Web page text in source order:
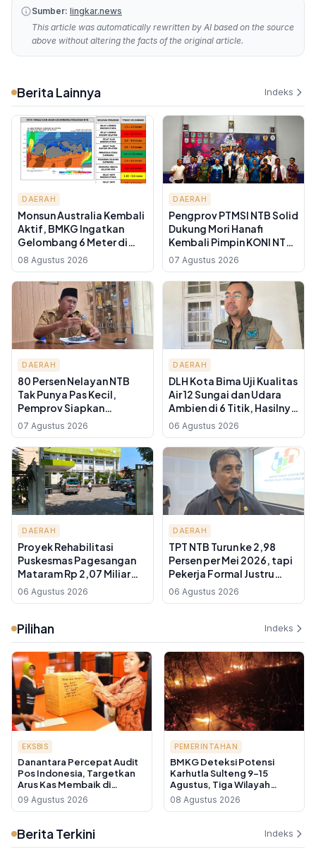
Sumber: lingkar.news
This article was automatically rewritten by AI based on the source
above without altering the facts of the original article.
Berita Lainnya Indeks
DAERAH
Monsun Australia Kembali
Aktif, BMKG Ingatkan
Gelombang 6 Meter di
Selat Lombok dan
Samudra Hindia Selatan
NTB
08 Agustus 2026
DAERAH
Pengprov PTMSI NTB Solid
Dukung Mori Hanafi
Kembali Pimpin KONI NTB
demi Target PON 2028
07 Agustus 2026
DAERAH
80 Persen Nelayan NTB
Tak Punya Pas Kecil,
Pemprov Siapkan
Pendampingan
Administrasi demi Akses
BBM Subsidi
07 Agustus 2026
DAERAH
DLH Kota Bima Uji Kualitas
Air 12 Sungai dan Udara
Ambien di 6 Titik, Hasilnya
Jadi Dasar Kebijakan
Pengendalian
Pencemaran
06 Agustus 2026
DAERAH
Proyek Rehabilitasi
Puskesmas Pagesangan
Mataram Rp 2,07 Miliar
Jalan Lagi Usai Rekanan
Diganti, Pelayanan Tetap
06 Agustus 2026
DAERAH
TPT NTB Turun ke 2,98
Persen per Mei 2026, tapi
Pekerja Formal Justru
Menyusut Hampir 1 Juta
Orang
06 Agustus 2026
Pilihan Indeks
EKSBIS
Danantara Percepat Audit
Pos Indonesia, Targetkan
Arus Kas Membaik di
Tengah Transformasi BUMN
Logistik
09 Agustus 2026
PEMERINTAHAN
BMKG Deteksi Potensi
Karhutla Sulteng 9-15
Agustus, Tiga Wilayah
Masuk Kategori Sangat
Tinggi
08 Agustus 2026
Berita Terkini Indeks